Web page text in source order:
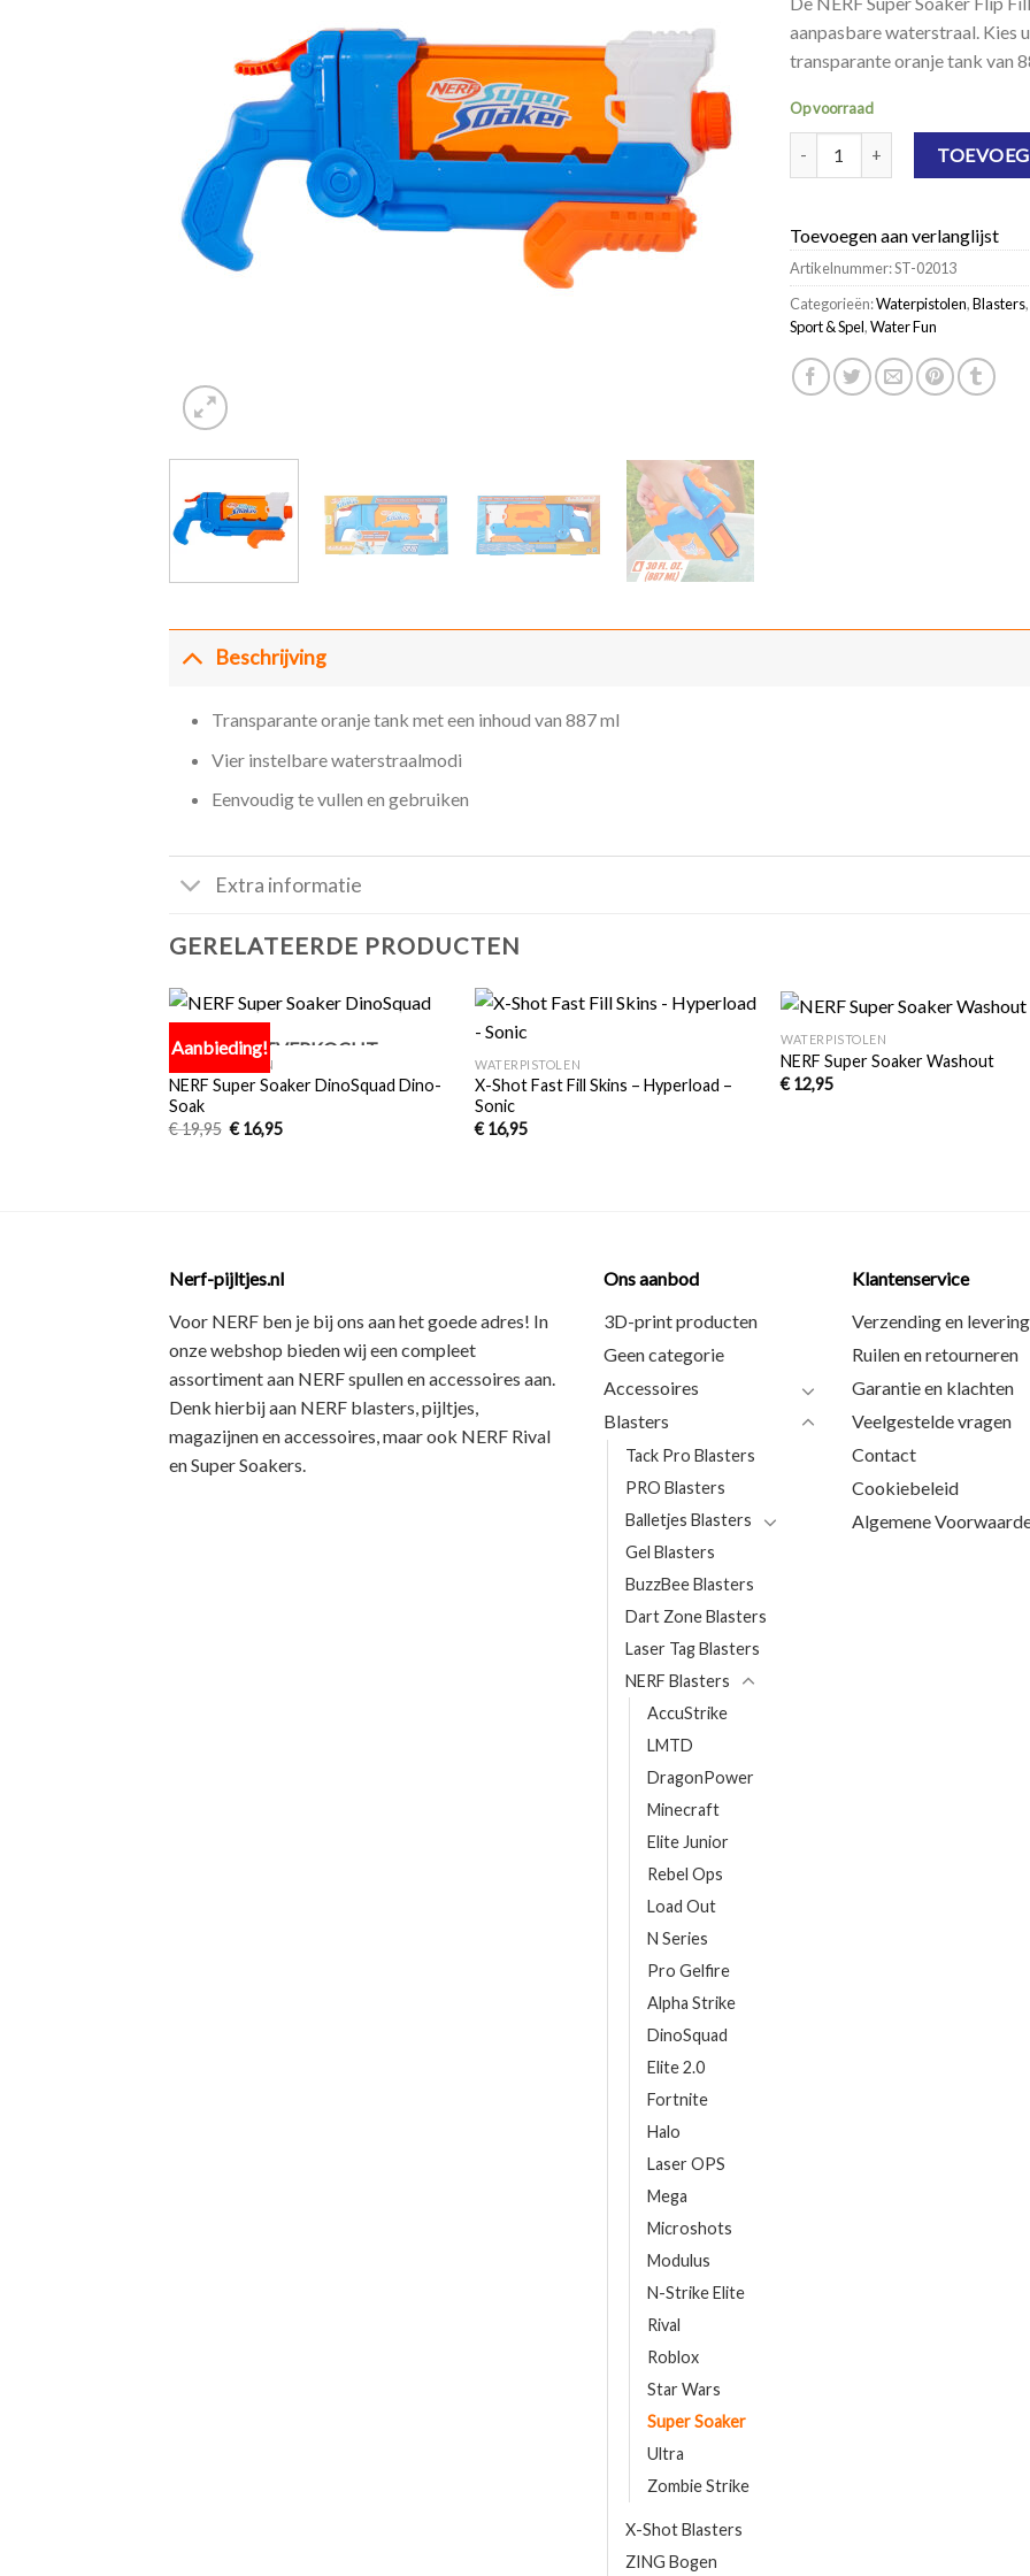
aanpasbare waterstraal. Kies
transparante oranje tank van
Op voorraad
NERF Super Soaker Flip Fill aantal
Toevoegen aan verlanglijst
Artikelnummer:ST-02013
Categorieën:Waterpistolen,Blasters,
Sport & Spel,Water Fun
Beschrijving
Transparante oranje tank met een inhoud van 887 ml
Vier instelbare waterstraalmodi
Eenvoudig te vullen en gebruiken
Extra informatie
GERELATEERDE PRODUCTEN
Aanbieding!
verlanglijst
+
UITVERKOCHT
WATERPISTOLEN
NERF Super Soaker DinoSquad Dino-
Soak
€19,95 €16,95
verlanglijst
WATERPISTOLEN
X-Shot Fast Fill Skins – Hyperload –
Sonic
€16,95
WATERPISTOLEN
NERF Super Soaker Washout
€12,95
Nerf-pijltjes.nl
Voor NERF ben je bij ons aan het goede adres! In
onze webshop bieden wij eencompleet
assortimentaan NERF spullen en accessoires aan.
Denk hierbij aan NERF blasters, pijltjes,
magazijnen en accessoires, maar ook NERF Rival
en Super Soakers.
Ons aanbod
3D-print producten
Geen categorie
Accessoires
Blasters
Tack Pro Blasters
PRO Blasters
Balletjes Blasters
Gel Blasters
BuzzBee Blasters
Dart Zone Blasters
Laser Tag Blasters
NERF Blasters
AccuStrike
LMTD
DragonPower
Minecraft
Elite Junior
Rebel Ops
Load Out
N Series
Pro Gelfire
Alpha Strike
DinoSquad
Elite 2.0
Fortnite
Halo
Laser OPS
Mega
Microshots
Modulus
N-Strike Elite
Rival
Roblox
Star Wars
Super Soaker
Ultra
Zombie Strike
X-Shot Blasters
ZING Bogen
Klantenservice
Verzending en levering
Ruilen en retourneren
Garantie en klachten
Veelgestelde vragen
Contact
Cookiebeleid
Algemene